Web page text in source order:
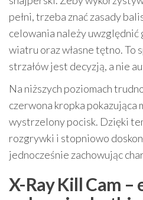
pełni, trzeba znać zasady
celowania należy
wiatru oraz własne tętno. To
strzałów jest decyzją, a nie
Na niższych poziomach
czerwona kropka pokazująca
wystrzelony pocisk. Dzięki
rozgrywki i stopniowo
jednocześnie zachowując
X-Ray Kill Cam